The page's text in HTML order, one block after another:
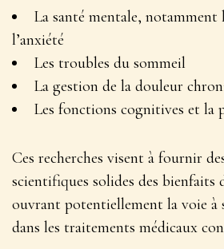
La santé mentale, notamment
l’anxiété
Les troubles du sommeil
La gestion de la douleur
Les fonctions cognitives et la
Ces recherches visent à fournir
scientifiques solides des bienfaits
ouvrant potentiellement la voie à
dans les traitements médicaux